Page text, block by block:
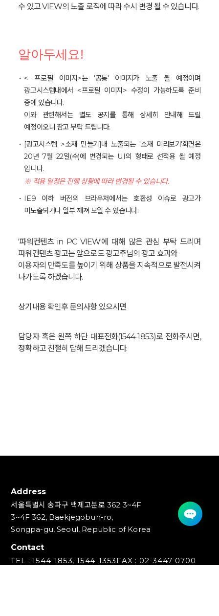
수 있고 VIEW의 노출 로직에 따라 수시 변경 될 수 있습니다.
알아두세요!
< 프로필 이미지>는 '공통' 이미지가 노출 될 예정이며
광고시스템내에서 <프로필 이미지> 수정이 가능하도록 준비
중에 있습니다.
이와 관련해서는 별도 공지를 통해 상세히 안내해 드릴
예정이오니 참고 부탁 드립니다.
[광고시스템 >소재 만들기]내 노출되는 '소재 미리보기'화면은
20년 7월 22일(수)에 변경되는 UI의 형태로 선적용 될 예정
입니다.
※ 적용 일정은 진행 상황에 따라 변경될 수 있습니다.
IE9 이하 버전의 브라우저에서는 호환성 이슈로 광고가
미노출되거나 일부 깨져 보일 수 있습니다.
'파워컨텐츠 in PC VIEW'에 대해 많은 관심 부탁 드리며
파워컨텐츠 광고는 앞으로도 광고주님의 광고 효과와
이용자의 만족도를 높이기 위해 상품을 지속적으로 발전시켜
나가도록 하겠습니다.
상기내용 확인후 문의사항 있으시면
담당자 혹은 왼쪽 하단 대표전화(1544-1853)로 전화주시면,
정확하고 친절히 답해 드리겠습니다.
Address
서울특별시 송파구 백제고분로 362 3~4F
3~4F 362, Baekjegobun-ro,
Songpa-gu, Seoul, Republic of Korea
Contact
TEL : 1544-1853, 1544-1353FAX : 02-3447-0700